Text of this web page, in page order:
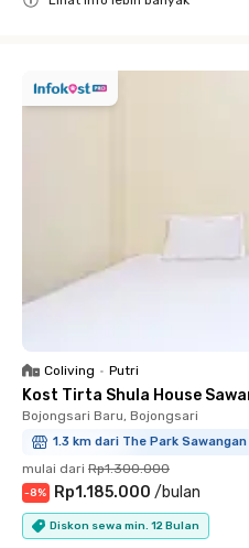
Coliving • Putri
Kost Tirta Shula House
Bojongsari Baru, Bojongsari
1.3 km dari The Park Sawangan
mulai dari Rp1.300.000
-8% Rp1.185.000 /bulan
Diskon sewa min. 12 Bulan